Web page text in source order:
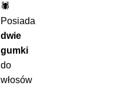
🕷️
Posiada
dwie
gumki
do
włosów